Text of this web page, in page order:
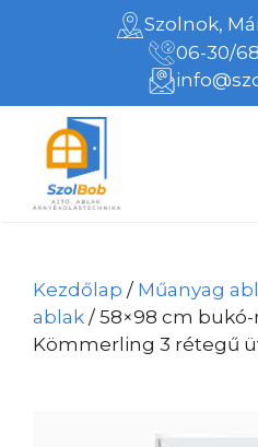
Szolnok,
06-30/
Kezdőlap / Műanyag
ablak / 58×98 cm
Kömmerling 3 rétegű